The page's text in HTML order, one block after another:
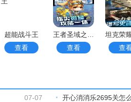
进行选择通过打猎来获得不同的资
打造属于你的专属神将阵容
超能战斗王
查看
查看
查
07-07 开心消消乐2695关怎